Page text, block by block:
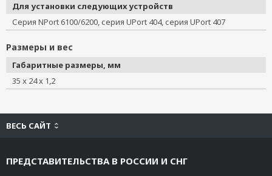
DK-DC50131
DK-TN-5308
PK-DC2DOF
WK-51-01
WK-35-01
WK-36-02
WK-195
Для установки следующих устройств
Серия NPort 6100/6200, серия UPort 404, серия UPort 407
Размеры и вес
Габаритные размеры, мм
35 x 24 x 1,2
ВЕСЬ САЙТ
ПРЕДСТАВИТЕЛЬСТВА В РОССИИ И СНГ